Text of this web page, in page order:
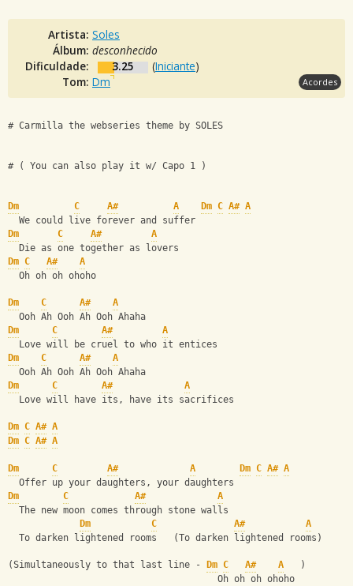
Artista: Soles
Álbum: desconhecido
Dificuldade:
3.25 (Iniciante)
Tom: Dm Acordes
# Carmilla the webseries theme by SOLES
# ( You can also play it w/ Capo 1 )
Dm C A# A Dm C A# A
  We could live forever and suffer
Dm
C A#
A
  Die as one together as lovers
Dm C A#
A
  Oh oh oh ohoho
Dm C A#
A
  Ooh Ah Ooh Ah Ooh Ahaha
Dm
C A#
A
  Love will be cruel to who it entices
Dm
C A#
A
  Ooh Ah Ooh Ah Ooh Ahaha
Dm
C A#
A
  Love will have its, have its sacrifices
Dm C A# A
Dm C A# A
Dm C A# A Dm C A# A
  Offer up your daughters, your daughters
Dm
C A#
A
  The new moon comes through stone walls
Dm
C A#
A
  To darken lightened rooms   (To darken lightened rooms)
(Simultaneously to that last line - Dm C A# A
   )
                                      Oh oh oh ohoho